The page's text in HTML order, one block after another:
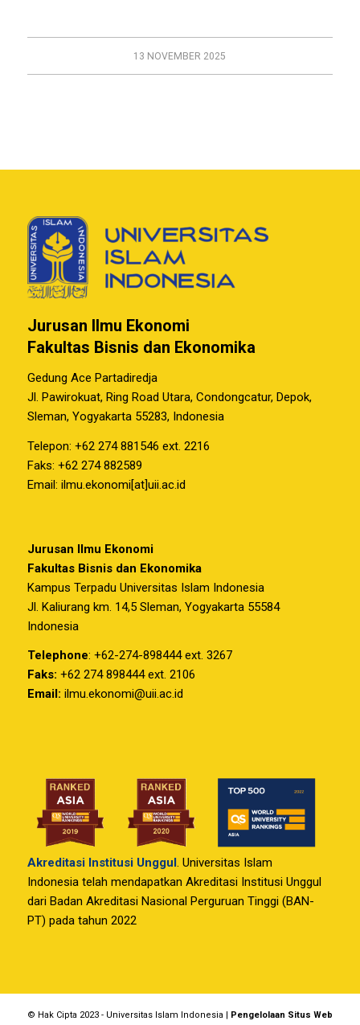
13 NOVEMBER 2025
Jurusan Ilmu Ekonomi
Fakultas Bisnis dan Ekonomika
Gedung Ace Partadiredja
Jl. Pawirokuat, Ring Road Utara, Condongcatur, Depok,
Sleman, Yogyakarta 55283, Indonesia
Telepon: +62 274 881546 ext. 2216
Faks: +62 274 882589
Email: ilmu.ekonomi[at]uii.ac.id
Jurusan Ilmu Ekonomi
Fakultas Bisnis dan Ekonomika
Kampus Terpadu Universitas Islam Indonesia
Jl. Kaliurang km. 14,5 Sleman, Yogyakarta 55584
Indonesia
Telephone: +62-274-898444 ext. 3267
Faks: +62 274 898444 ext. 2106
Email: ilmu.ekonomi@uii.ac.id
Akreditasi Institusi Unggul . Universitas Islam
Indonesia telah mendapatkan Akreditasi Institusi Unggul
dari Badan Akreditasi Nasional Perguruan Tinggi (BAN-
PT) pada tahun 2022
© Hak Cipta 2023 - Universitas Islam Indonesia | Pengelolaan Situs Web